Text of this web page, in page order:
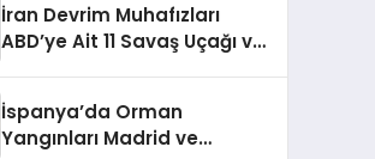
İran Devrim Muhafızları
ABD’ye Ait 11 Savaş Uçağı ve
İspanya’da Orman
Yangınları Madrid ve